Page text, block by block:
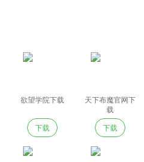
欲望学院下载
下载
天下布魔官网下
载
下载